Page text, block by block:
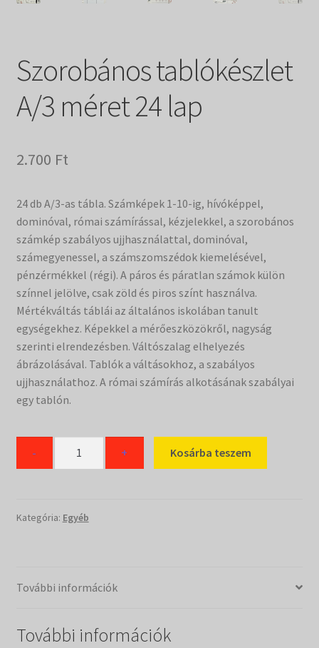
Vásár
Szorobános tablókészlet
A/3 méret 24 lap
2.700 Ft
24 db A/3-as tábla. Számképek 1-10-ig, hívóképpel,
dominóval, római számírással, kézjelekkel, a szorobános
számkép szabályos ujjhasználattal, dominóval,
számegyenessel, a számszomszédok kiemelésével,
pénzérmékkel (régi). A páros és páratlan számok külön
színnel jelölve, csak zöld és piros színt használva.
Mértékváltás táblái az általános iskolában tanult
egységekhez. Képekkel a mérőeszközökről, nagyság
szerinti elrendezésben. Váltószalag elhelyezés
ábrázolásával. Tablók a váltásokhoz, a szabályos
ujjhasználathoz. A római számírás alkotásának szabályai
egy tablón.
-
24
+ Kosárba teszem
Kategória: Egyéb
További információk
További információk